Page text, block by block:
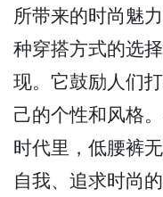
所带来的时尚魅
种穿搭方式的选
现。它鼓励人们
己的个性和风格
时代里，低腰裤
自我、追求时尚的